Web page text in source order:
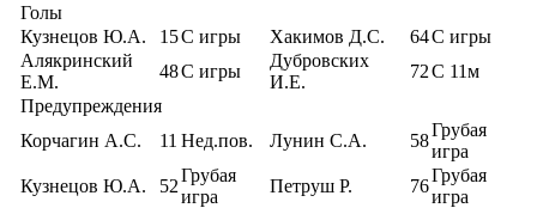
Голы
Кузнецов Ю.А.
15С игры Хакимов Д.С. 64С игры
Алякринский
Е.М.
48С игры
Дубровских
И.Е.
72С 11м
Предупреждения
Корчагин А.С.
11 Нед.пов. Лунин С.А. 58
Грубая
игра
Кузнецов Ю.А.
52
Грубая
игра
Петруш Р. 76
Грубая
игра